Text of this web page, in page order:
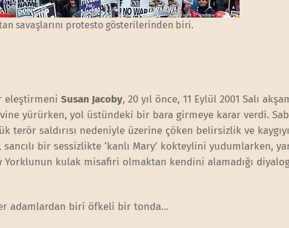
savaşlarını protesto gösterilerinden biri.
eleştirmeniSusan Jacoby, 20 yıl önce, 11 Eylül 2001 Salı
yürürken, yol üstündeki bir bara girmeye karar verdi.
terör saldırısı nedeniyle üzerine çöken belirsizlik ve
sancılı bir sessizlikte ‘kanlı Mary’ kokteylini yudumlarken,
Yorklunun kulak misafiri olmaktan kendini alamadığı
adamlardan biri öfkeli bir tonda…